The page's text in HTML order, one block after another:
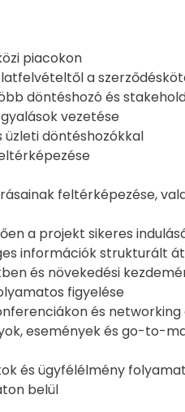
piacokon
a
döntéshozó és
vezetése
üzleti döntéshozókkal
feltérképezése,
a projekt sikeres
információk strukturált
és növekedési
figyelése
és
események és go-to-
és ügyfélélmény
belül